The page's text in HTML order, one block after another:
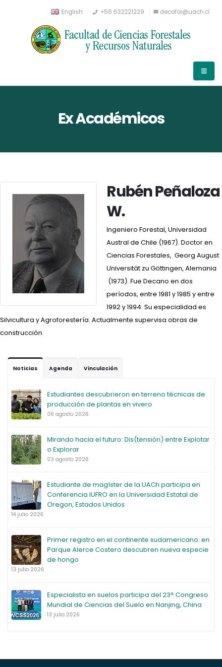
English +56 632221229 decafor@uach.cl
Ex Académicos
Rubén Peñaloza
W.
Ingeniero Forestal, Universidad
Austral de Chile (1967). Doctor en
Ciencias Forestales, Georg August
Universität zu Göttingen, Alemania
(1973). Fue Decano en dos
períodos, entre 1981 y 1985 y entre
1992 y 1994. Su especialidad es
Silvicultura y Agroforestería. Actualmente supervisa obras de
construcción.
Noticias Agenda Vinculación
Estudiantes descubrieron en terreno técnicas de
producción de plantas en vivero
06 agosto 2026
Mirando hacia el futuro: Dis(tensión) entre Explotar
o Explorar
03 agosto 2026
Estudiante de magíster de la UACh participa en
Conferencia IUFRO en la Universidad Estatal de
Oregon, Estados Unidos
14 julio 2026
Primer registro en el continente sudamericano: en
Parque Alerce Costero descubren nueva especie
de hongo
13 julio 2026
Especialista en suelos participa del 23° Congreso
Mundial de Ciencias del Suelo en Nanjing, China
13 julio 2026